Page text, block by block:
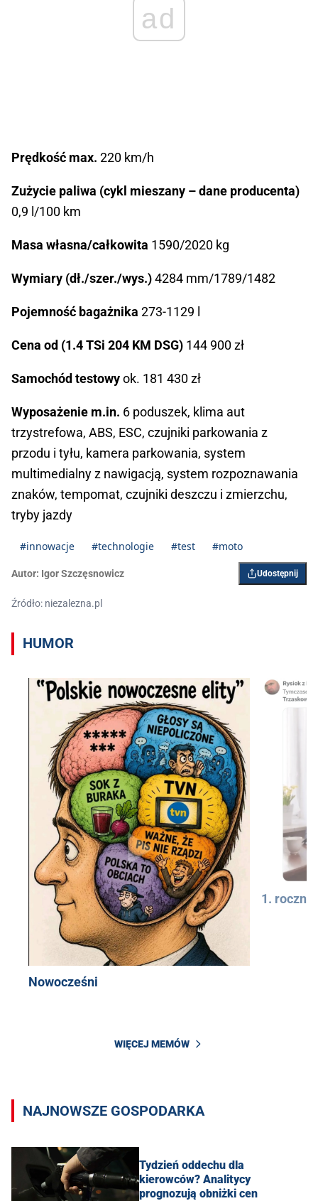
ad
Prędkość max. 220 km/h
Zużycie paliwa (cykl mieszany – dane producenta)
0,9 l/100 km
Masa własna/całkowita 1590/2020 kg
Wymiary (dł./szer./wys.)4284 mm/1789/1482
Pojemność bagażnika 273-1129 l
Cena od (1.4 TSi 204 KM DSG) 144 900 zł
Samochód testowyok. 181 430 zł
Wyposażenie m.in. 6 poduszek, klima aut
trzystrefowa, ABS, ESC, czujniki parkowania z
przodu i tyłu, kamera parkowania, system
multimedialny z nawigacją, system rozpoznawania
znaków, tempomat, czujniki deszczu i zmierzchu,
tryby jazdy
#innowacje #technologie #test #moto
Autor: Igor ­Szczęsnowicz Udostępnij
Źródło: niezalezna.pl
HUMOR
Nowocześni
1.
WIĘCEJ MEMÓW
NAJNOWSZE GOSPODARKA
Tydzień oddechu dla
kierowców? Analitycy
prognozują obniżki cen